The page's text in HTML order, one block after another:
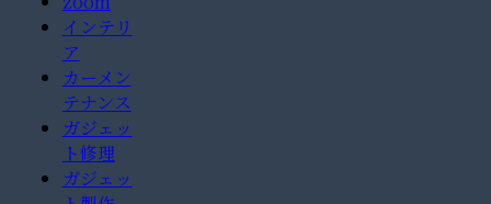
インテリ
ア
カーメン
テナンス
ガジェッ
ト修理
ガジェッ